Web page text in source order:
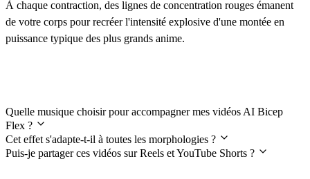
À chaque contraction, des lignes de concentration rouges émanent
de votre corps pour recréer l'intensité explosive d'une montée en
puissance typique des plus grands anime.
Quelle musique choisir pour accompagner mes vidéos AI Bicep
Flex ?
Cet effet s'adapte-t-il à toutes les morphologies ?
Puis-je partager ces vidéos sur Reels et YouTube Shorts ?